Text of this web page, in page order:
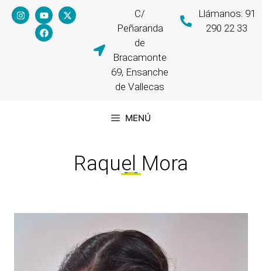
C/
Peñaranda
de
Bracamonte
69, Ensanche
de Vallecas
Llámanos: 91
290 22 33
MENÚ
Raquel Mora